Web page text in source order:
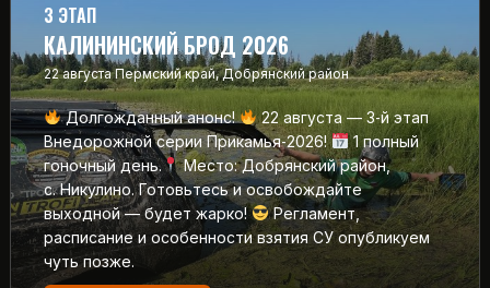
3 ЭТАП
КАЛИНИНСКИЙ БРОД 2026
22 августа Пермский край, Добрянский район
Долгожданный анонс!
22 августа — 3‑й этап
Внедорожной серии Прикамья‑2026!
1 полный
гоночный день.
Место: Добрянский район,
с. Никулино. Готовьтесь и освобождайте
выходной — будет жарко!
Регламент,
расписание и особенности взятия СУ опубликуем
чуть позже.